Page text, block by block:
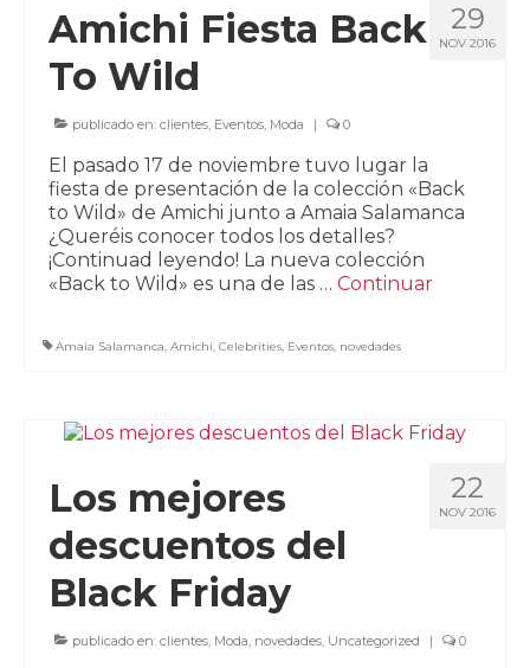
29
NOV 2016
Amichi Fiesta Back
To Wild
publicado en: clientes, Eventos, Moda | 0
El pasado 17 de noviembre tuvo lugar la
fiesta de presentación de la colección «Back
to Wild» de Amichi junto a Amaia Salamanca
¿Queréis conocer todos los detalles?
¡Continuad leyendo! La nueva colección
«Back to Wild» es una de las … Continuar
Amaia Salamanca, Amichi, Celebrities, Eventos, novedades
22
NOV 2016
Los mejores
descuentos del
Black Friday
publicado en: clientes Moda novedades Uncategorized | 0